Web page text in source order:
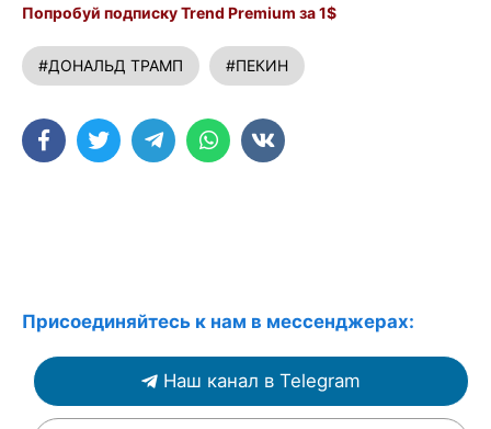
Попробуй подписку Trend Premium за 1$
#ДОНАЛЬД ТРАМП #ПЕКИН
Присоединяйтесь к нам в мессенджерах:
Наш канал в Telegram